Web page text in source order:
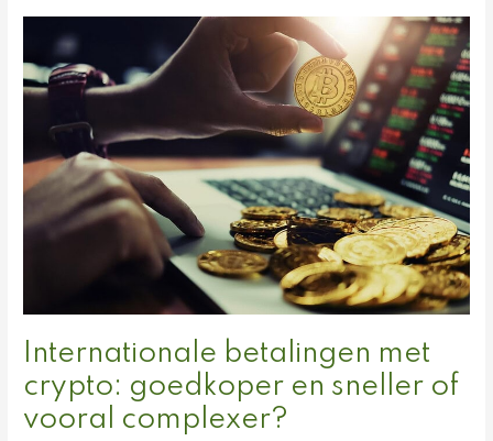
Internationale betalingen met
crypto: goedkoper en sneller of
vooral complexer?
betalingen
met
crypto:
goedkoper
sneller
of
vooral